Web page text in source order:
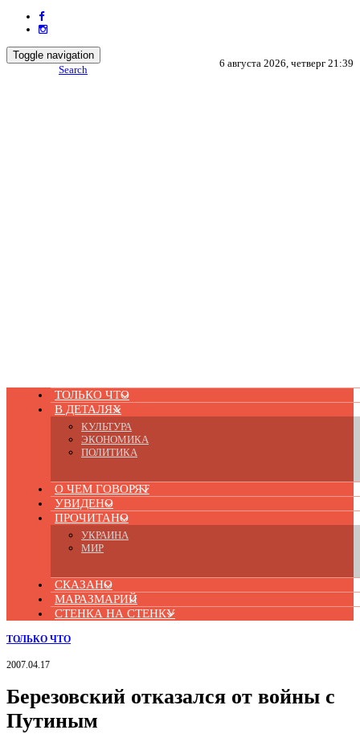
6 августа 2026, четверг 21:39
Toggle navigation
Search
ТОЛЬКО ЧТО
В ДЕТАЛЯХ
КУЛЬТУРА
ЭКОНОМИКА
ПОЛИТИКА
О ЧЕМ ГОВОРЯТ
УВИДЕНО
ПРОЧИТАНО
УКРАИНА
МИР
СКАЗАНО
МАРАЗМАРИЙ
СТЕНКА НА СТЕНКУ
ТОЛЬКО ЧТО
2007.04.17
Березовский отказался от войны с
Путиным